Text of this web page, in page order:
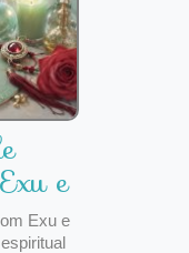
e
Exu e